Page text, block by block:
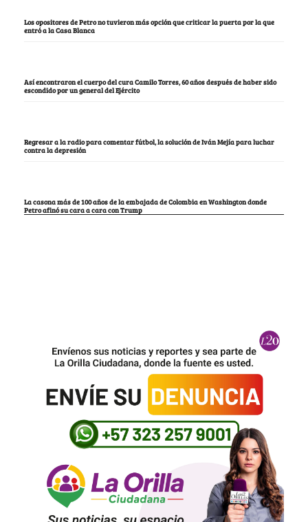
Los opositores de Petro no tuvieron más opción que criticar la puerta por la que
entró a la Casa Blanca
Así encontraron el cuerpo del cura Camilo Torres, 60 años después de haber sido
escondido por un general del Ejército
Regresar a la radio para comentar fútbol, la solución de Iván Mejía para luchar
contra la depresión
La casona más de 100 años de la embajada de Colombia en Washington donde
Petro afinó su cara a cara con Trump